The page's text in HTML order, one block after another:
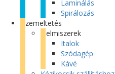
Laminálás
Spirálozás
Üzemeltetés
Élelmiszerek
Italok
Szódagép
Kávé